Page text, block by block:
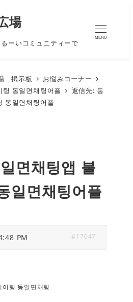
場
ーいコミュニティーで
MENU
掲示板
お悩みコーナー
동일면채팅어플
返信先: 동
동일면채팅어플
면채팅앱 불
일면채팅어플
PM #17047
팅 동일면채팅